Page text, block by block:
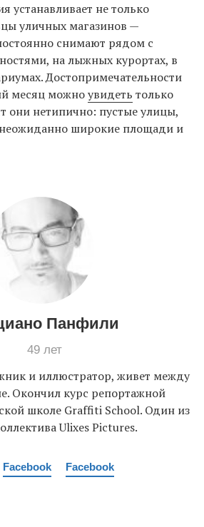
устанавливает не только
уличных магазинов —
снимают рядом с
на лыжных курортах, в
Достопримечательности
месяц можноувидеть только
они нетипично: пустые улицы,
широкие площади и
Панфили
49 лет
и иллюстратор, живет между
Окончил курс репортажной
школе Graffiti School. Один из
Ulixes Pictures.
Facebook Facebook